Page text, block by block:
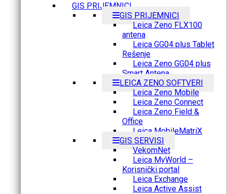
GIS PRIJEMNICI
GIS PRIJEMNICI
Leica Zeno FLX100
antena
Leica GG04 plus Tablet
Rešenje
Leica Zeno GG04 plus
Smart Antena
LEICA ZENO SOFTVERI
Leica Zeno Mobile
Leica Zeno Connect
Leica Zeno Field &
Office
Leica MobileMatriX
GIS SERVISI
VekomNet
Leica MyWorld –
Korisnički portal
Leica Exchange
Leica Active Assist